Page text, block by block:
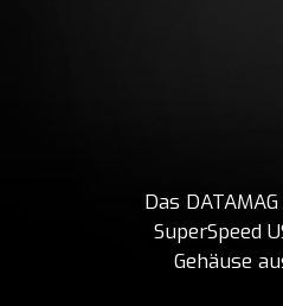
Das
SuperSpeed
Gehäuse